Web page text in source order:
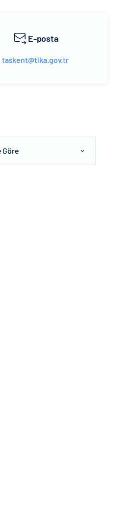
E-posta
taskent@tika.gov.tr